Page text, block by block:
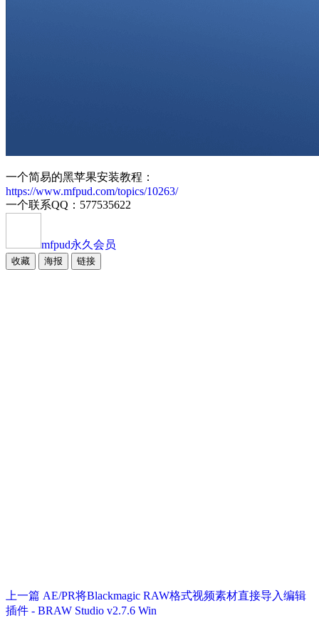
一个简易的黑苹果安装教程：
https://www.mfpud.com/topics/10263/
一个联系QQ：577535622
mfpud永久会员
收藏 海报 链接
上一篇 AE/PR将Blackmagic RAW格式视频素材直接导入编辑
插件 - BRAW Studio v2.7.6 Win